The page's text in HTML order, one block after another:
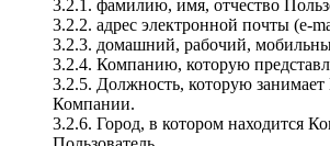
3.2.1. фамилию, имя, отчество
3.2.2. адрес электронной почты (e-
3.2.3. домашний, рабочий,
3.2.4. Компанию, которую
3.2.5. Должность, которую занимает
Компании.
3.2.6. Город, в котором находится